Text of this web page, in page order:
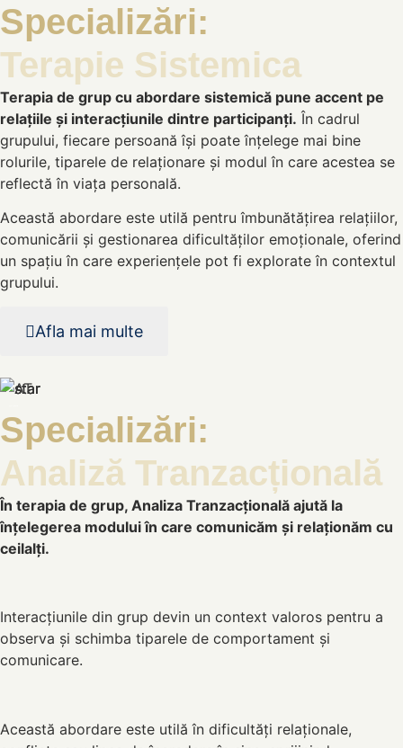
Specializări:
Terapie Sistemica
Terapia de grup cu abordare sistemică pune accent pe
relațiile și interacțiunile dintre participanți. În cadrul
grupului, fiecare persoană își poate înțelege mai bine
rolurile, tiparele de relaționare și modul în care acestea se
reflectă în viața personală.
Această abordare este utilă pentru îmbunătățirea relațiilor,
comunicării și gestionarea dificultăților emoționale, oferind
un spațiu în care experiențele pot fi explorate în contextul
grupului.
Afla mai multe
Specializări:
Analiză Tranzacțională
În terapia de grup, Analiza Tranzacțională ajută la
înțelegerea modului în care comunicăm și relaționăm cu
ceilalți.
Interacțiunile din grup devin un context valoros pentru a
observa și schimba tiparele de comportament și
comunicare.
Această abordare este utilă în dificultăți relaționale,